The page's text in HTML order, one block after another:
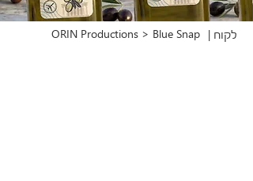
ORIN Productions > Blue Snap לקוח |